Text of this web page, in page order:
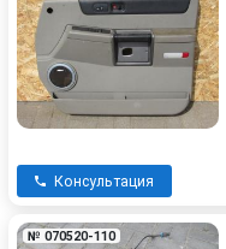
Консультация
№ 070520-110